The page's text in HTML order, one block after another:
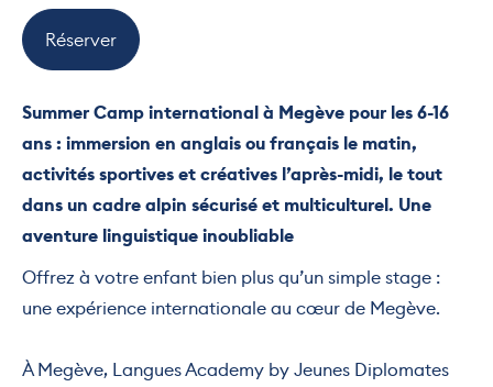
Summer Camp international à Megève pour les 6-16
ans : immersion en anglais ou français le matin,
activités sportives et créatives l’après-midi, le tout
dans un cadre alpin sécurisé et multiculturel. Une
aventure linguistique inoubliable
Offrez à votre enfant bien plus qu’un simple stage :
une expérience internationale au cœur de Megève.
À Megève, Langues Academy by Jeunes Diplomates
Réserver